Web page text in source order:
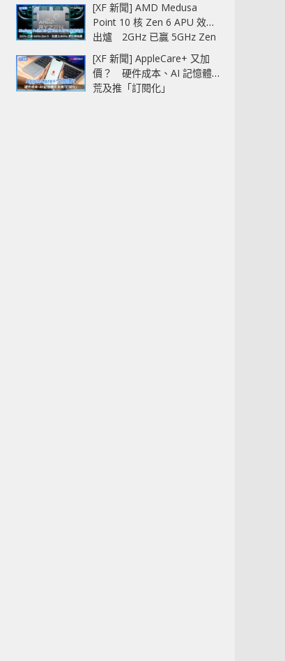
[XF 新聞] AMD Medusa
Point 10 核 Zen 6 APU 效能
出爐 2GHz 已贏 5GHz Zen
5‧全速 5.4GHz 更拉開距離
[XF 新聞] AppleCare+ 又加
價？ 硬件成本、AI 記憶體
荒及推「訂閱化」